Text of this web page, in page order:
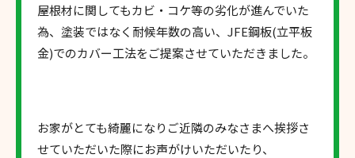
屋根材に関してもカビ・コケ等の劣化が進んでいた
為、塗装ではなく耐候年数の高い、JFE鋼板(立平板
金)でのカバー工法をご提案させていただきました。
お家がとても綺麗になりご近隣のみなさまへ挨拶さ
せていただいた際にお声がけいただいたり、